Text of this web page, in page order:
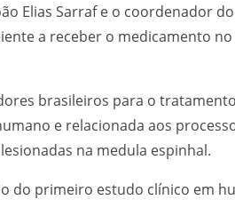
Elias Sarraf e o coordenador
a receber o medicamento no
brasileiros para o
e relacionada aos
na medula espinhal.
do primeiro estudo clínico em